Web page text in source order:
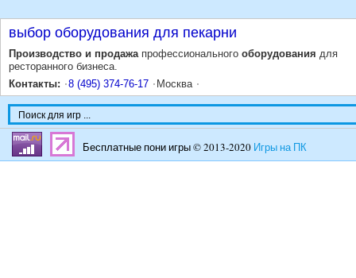
выбор оборудования для пекарни
Производство и продажапрофессионального оборудования для
ресторанного бизнеса.
Контакты:
8 (495) 374-76-17 Москва
Бесплатные пони игры © 2013-2020 Игры на ПК